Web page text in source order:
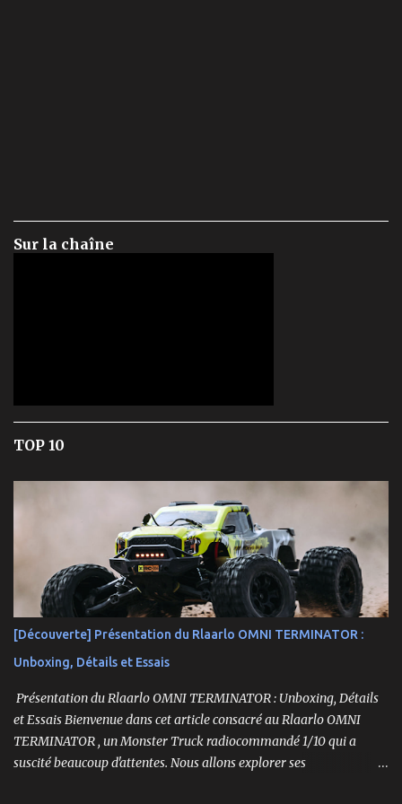
Sur la chaîne
TOP 10
[Découverte] Présentation du Rlaarlo OMNI TERMINATOR :
Unboxing, Détails et Essais
Présentation du Rlaarlo OMNI TERMINATOR : Unboxing, Détails
et Essais Bienvenue dans cet article consacré au Rlaarlo OMNI
TERMINATOR , un Monster Truck radiocommandé 1/10 qui a
suscité beaucoup d'attentes. Nous allons explorer ses